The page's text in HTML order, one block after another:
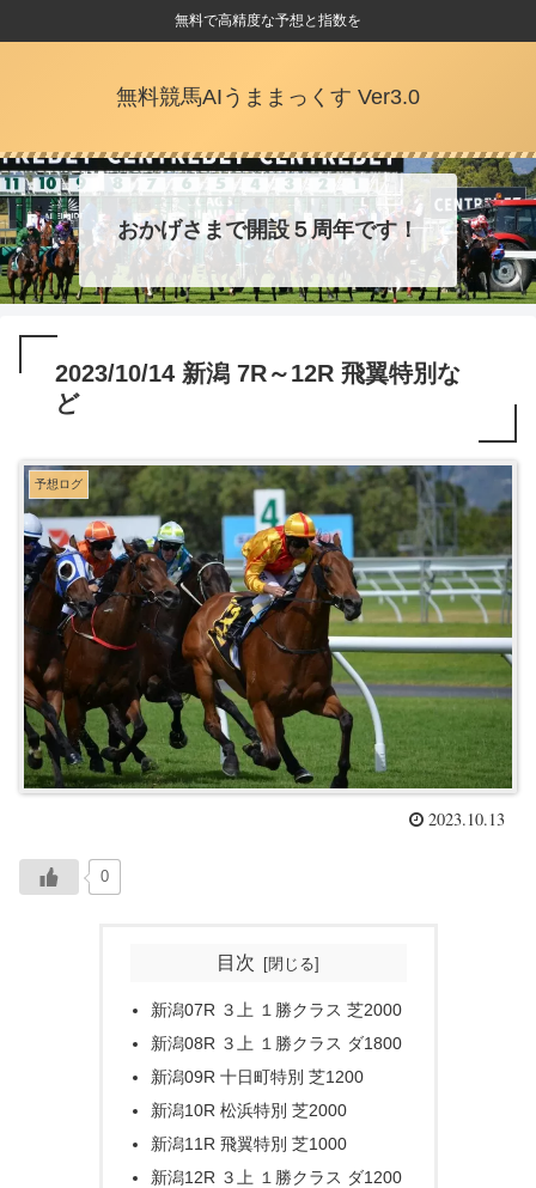
無料で高精度な予想と指数を
無料競馬AIうままっくす Ver3.0
おかげさまで開設５周年です！
2023/10/14 新潟 7R～12R 飛翼特別な
ど
予想ログ
2023.10.13
0
目次
新潟07R ３上 １勝クラス 芝2000
新潟08R ３上 １勝クラス ダ1800
新潟09R 十日町特別 芝1200
新潟10R 松浜特別 芝2000
新潟11R 飛翼特別 芝1000
新潟12R ３上 １勝クラス ダ1200